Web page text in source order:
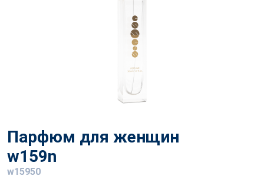
Парфюм для женщин
w159n
w15950